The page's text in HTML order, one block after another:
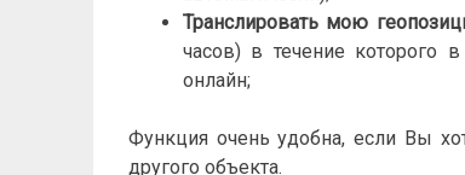
Транслировать мою
часов) в течение которого
онлайн;
Функция очень удобна, если Вы
другого объекта.